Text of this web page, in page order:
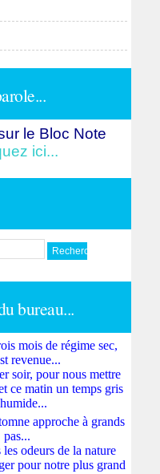
le Bloc Note
ici...
bureau...
mois de régime sec,
revenue...
soir, pour nous mettre
ce matin un temps gris
approche à grands
pas...
odeurs de la nature
pour notre plus grand